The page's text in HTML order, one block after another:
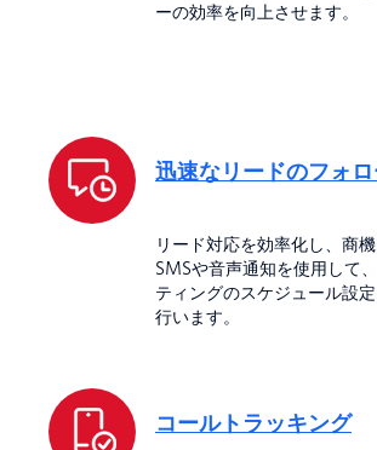
ーの効率を向上させます。
迅速なリードのフォ
リード対応を効率化し、商
SMSや音声通知を使用して
ティングのスケジュール設
行います。
コールトラッキング